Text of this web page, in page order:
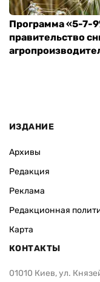
Программа «5-7-
правительство
ИЗДАНИЕ
Архивы
Редакция
Реклама
Редакционная
Карта
КОНТАКТЫ
01010 Киев, ул.